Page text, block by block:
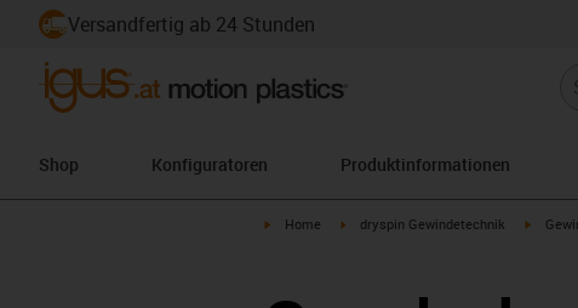
Versandfertig ab 24 Stunden
Shop Konfiguratoren Produktinformationen
igus-icon-arrow-right
Home igus-icon-arrow-right
dryspin Gewindetechnik igus-